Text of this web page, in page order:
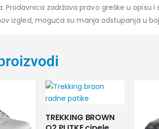
Prodavnica zadržava pravo greške u opisu
izgled, moguća su manja odstupanja u
TREKKING BROWN